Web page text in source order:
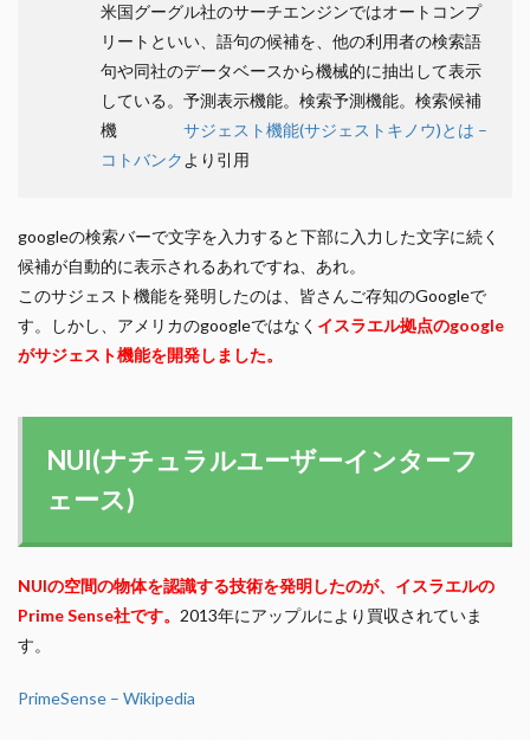
米国グーグル社のサーチエンジンではオートコンプ
リートといい、語句の候補を、他の利用者の検索語
句や同社のデータベースから機械的に抽出して表示
している。予測表示機能。検索予測機能。検索候補
機 サジェスト機能(サジェストキノウ)とは –
コトバンク より引用
googleの検索バーで文字を入力すると下部に入力した文字に続く
候補が自動的に表示されるあれですね、あれ。
このサジェスト機能を発明したのは、皆さんご存知のGoogleで
す。しかし、アメリカのgoogleではなく イスラエル拠点のgoogle
がサジェスト機能を開発しました。
NUI(ナチュラルユーザーインターフ
ェース)
NUIの空間の物体を認識する技術を発明したのが、イスラエルの
Prime Sense社です。 2013年にアップルにより買収されていま
す。
PrimeSense – Wikipedia